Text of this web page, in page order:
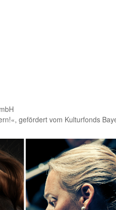
gefördert vom Kulturfonds